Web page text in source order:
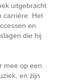
uitgebracht
carrière. Het
en
die hij
mee op een
en zijn